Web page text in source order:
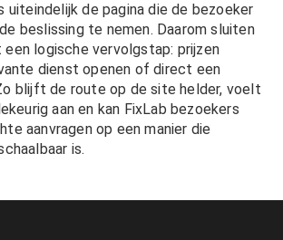
uiteindelijk de pagina die de bezoeker
beslissing te nemen. Daarom sluiten
logische vervolgstap: prijzen
dienst openen of direct een
blijft de route op de site helder, voelt
aan en kan FixLab bezoekers
aanvragen op een manier die
is.